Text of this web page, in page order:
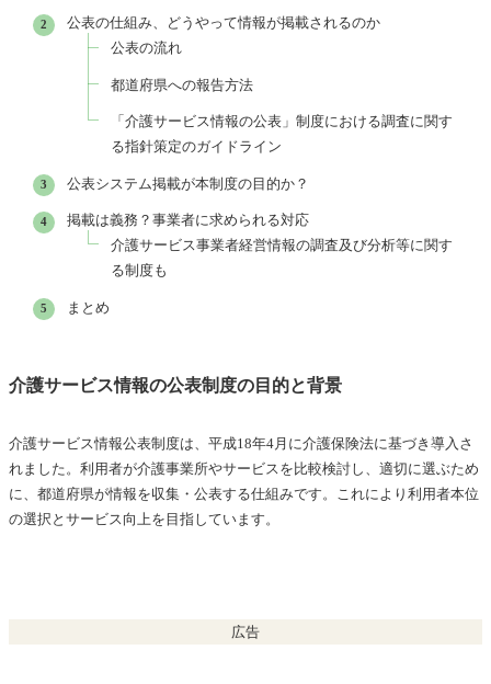
公表の仕組み、どうやって情報が掲載されるのか
公表の流れ
都道府県への報告方法
「介護サービス情報の公表」制度における調査に関す
る指針策定のガイドライン
公表システム掲載が本制度の目的か？
掲載は義務？事業者に求められる対応
介護サービス事業者経営情報の調査及び分析等に関す
る制度も
まとめ
介護サービス情報の公表制度の目的と背景
介護サービス情報公表制度は、平成18年4月に介護保険法に基づき導入さ
れました。利用者が介護事業所やサービスを比較検討し、適切に選ぶため
に、都道府県が情報を収集・公表する仕組みです。これにより利用者本位
の選択とサービス向上を目指しています。
広告